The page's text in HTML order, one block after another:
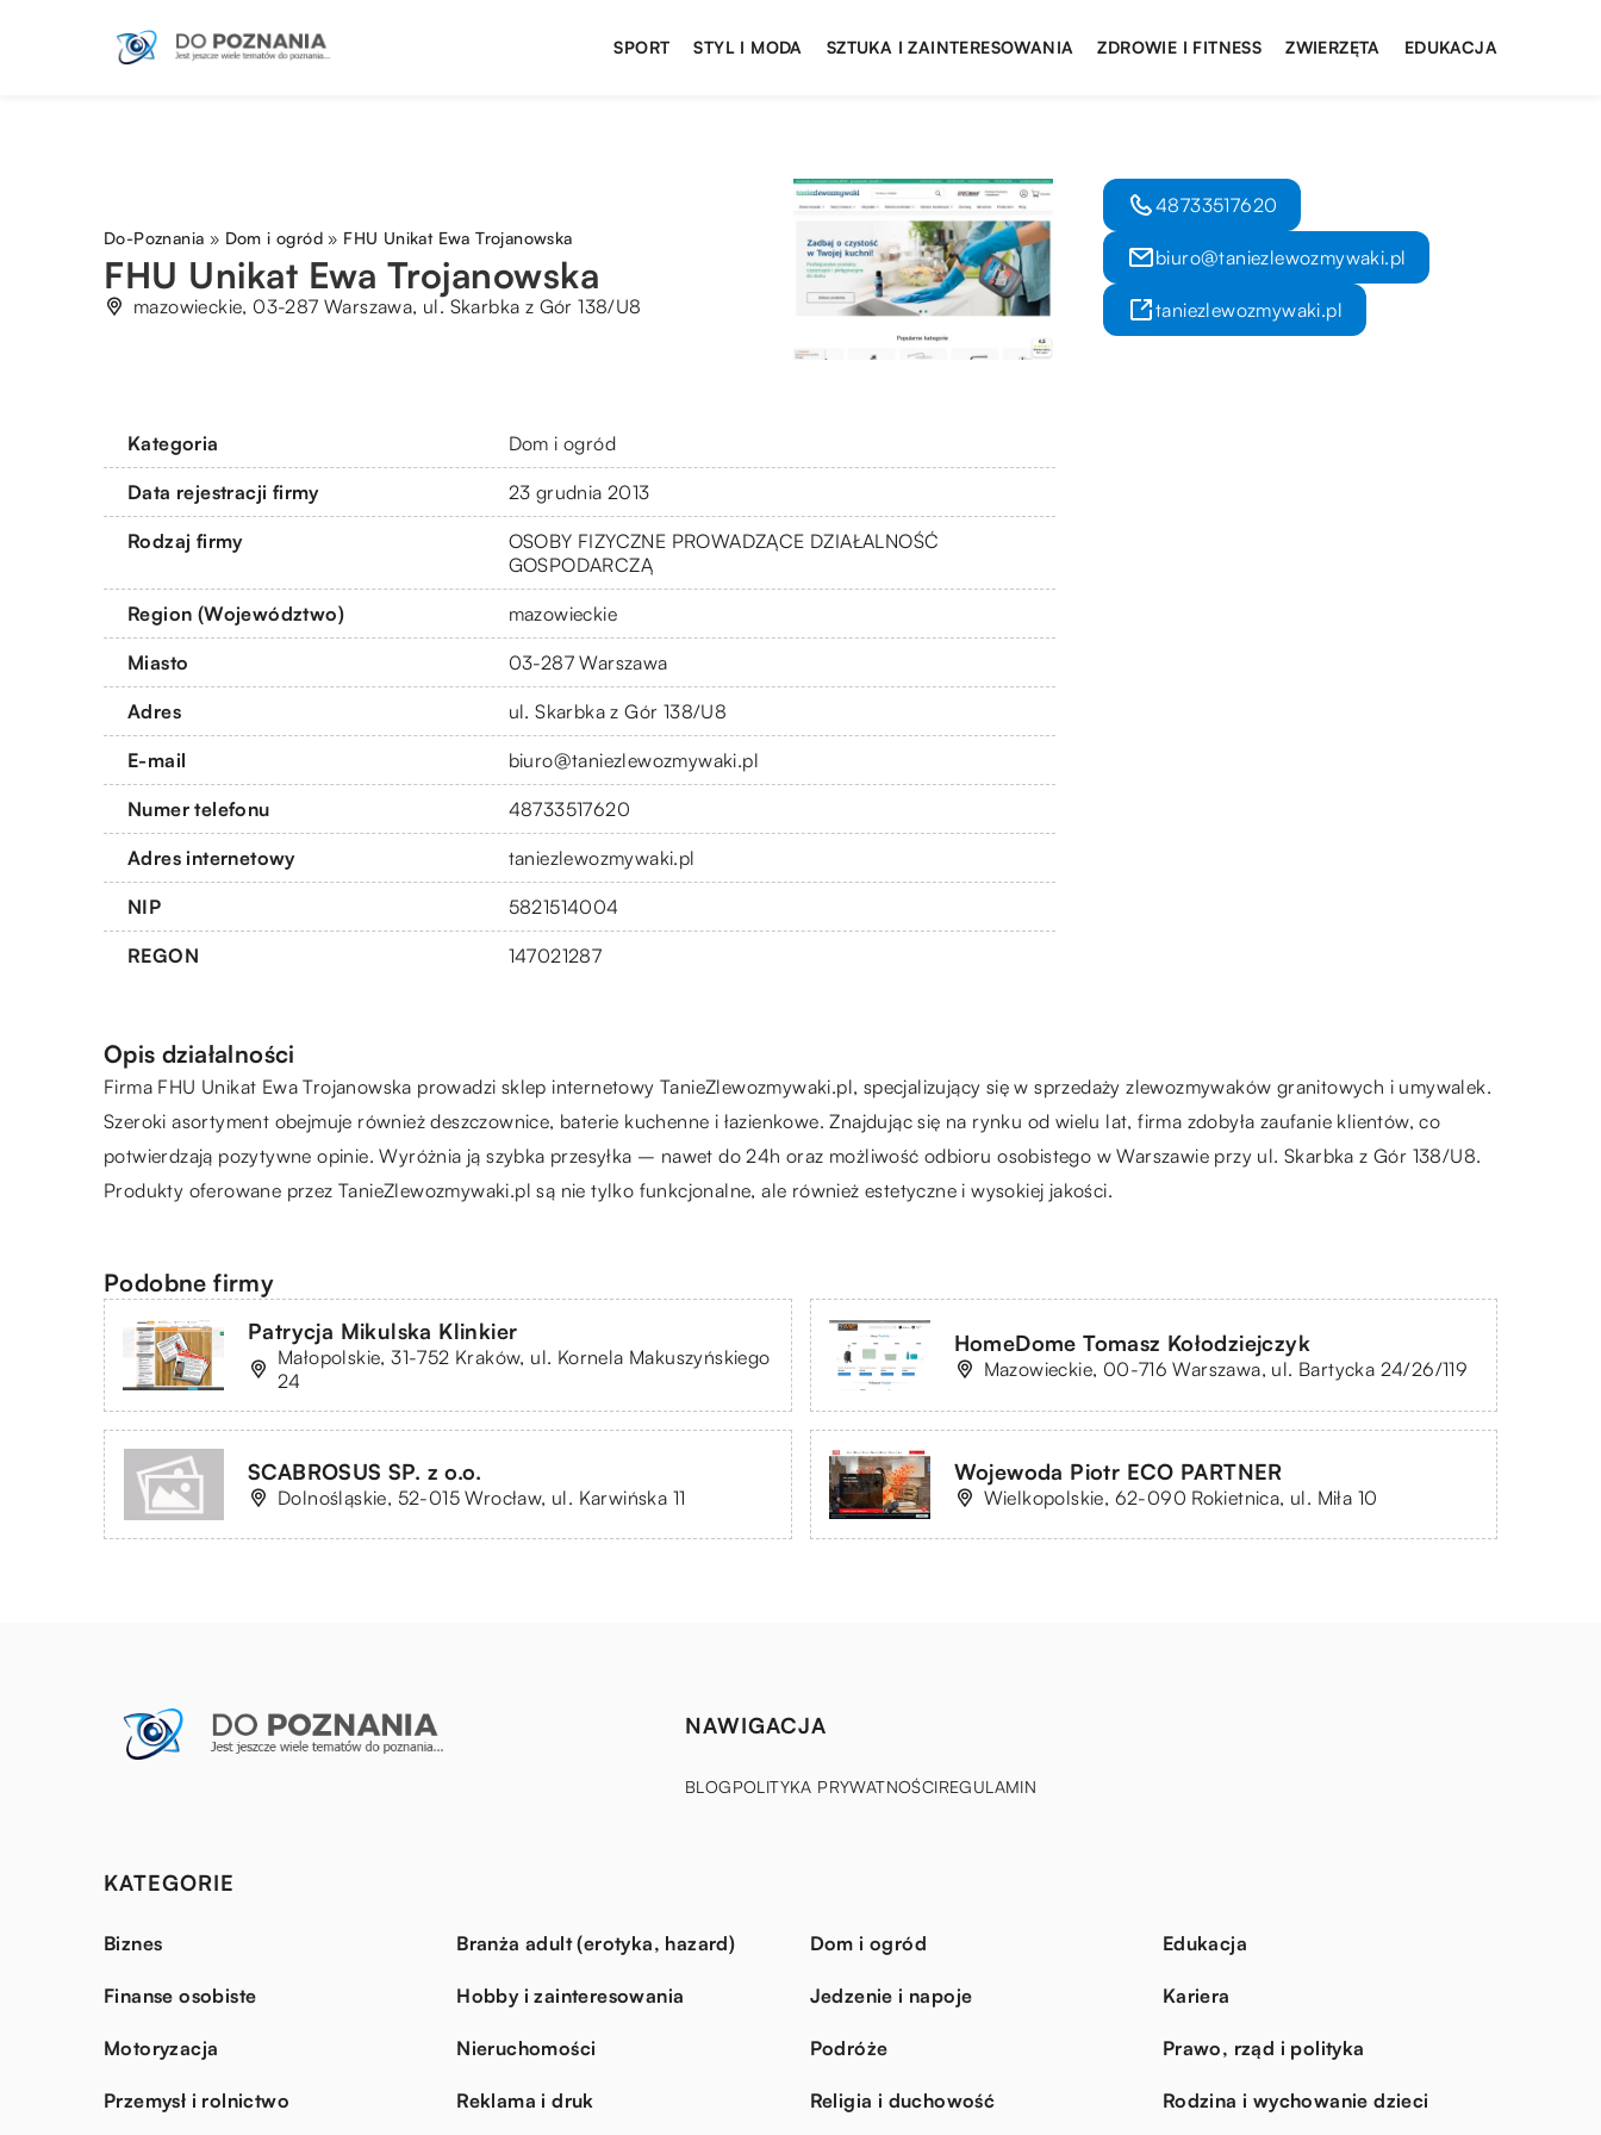
SPORT STYL I MODA SZTUKA I ZAINTERESOWANIA ZDROWIE I FITNESS ZWIERZĘTA EDUKACJA
Do-Poznania » Dom i ogród » FHU Unikat Ewa Trojanowska
FHU Unikat Ewa Trojanowska
mazowieckie, 03-287 Warszawa, ul. Skarbka z Gór 138/U8
Kategoria Dom i ogród
Data rejestracji firmy 23 grudnia 2013
Rodzaj firmy
OSOBY FIZYCZNE PROWADZĄCE DZIAŁALNOŚĆ
GOSPODARCZĄ
Region (Województwo) mazowieckie
Miasto 03-287 Warszawa
Adres ul. Skarbka z Gór 138/U8
E-mail biuro@taniezlewozmywaki.pl
Numer telefonu 48733517620
Adres internetowy taniezlewozmywaki.pl
NIP 5821514004
REGON 147021287
48733517620
biuro@taniezlewozmywaki.pl
taniezlewozmywaki.pl
Opis działalności
Firma FHU Unikat Ewa Trojanowska prowadzi sklep internetowy TanieZlewozmywaki.pl, specjalizujący się w sprzedaży zlewozmywaków granitowych i umywalek.
Szeroki asortyment obejmuje również deszczownice, baterie kuchenne i łazienkowe. Znajdując się na rynku od wielu lat, firma zdobyła zaufanie klientów, co
potwierdzają pozytywne opinie. Wyróżnia ją szybka przesyłka – nawet do 24h oraz możliwość odbioru osobistego w Warszawie przy ul. Skarbka z Gór 138/U8.
Produkty oferowane przez TanieZlewozmywaki.pl są nie tylko funkcjonalne, ale również estetyczne i wysokiej jakości.
Podobne firmy
Patrycja Mikulska Klinkier
Małopolskie, 31-752 Kraków, ul. Kornela Makuszyńskiego
24
HomeDome Tomasz Kołodziejczyk
Mazowieckie, 00-716 Warszawa, ul. Bartycka 24/26/119
SCABROSUS SP. z o.o.
Dolnośląskie, 52-015 Wrocław, ul. Karwińska 11
Wojewoda Piotr ECO PARTNER
Wielkopolskie, 62-090 Rokietnica, ul. Miła 10
NAWIGACJA
BLOGPOLITYKA PRYWATNOŚCIREGULAMIN
KATEGORIE
Biznes Branża adult (erotyka, hazard) Dom i ogród Edukacja
Finanse osobiste Hobby i zainteresowania Jedzenie i napoje Kariera
Motoryzacja Nieruchomości Podróże Prawo, rząd i polityka
Przemysł i rolnictwo Reklama i druk Religia i duchowość Rodzina i wychowanie dzieci